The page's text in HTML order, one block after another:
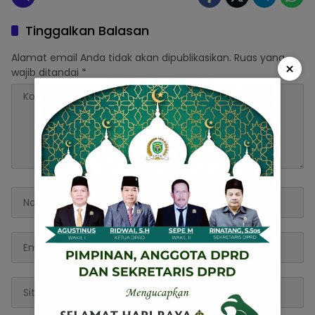
Tinggalkan Balasan
Alamat email Anda tidak akan dipublikasikan. Ruas yang
wajib ditandai * ×